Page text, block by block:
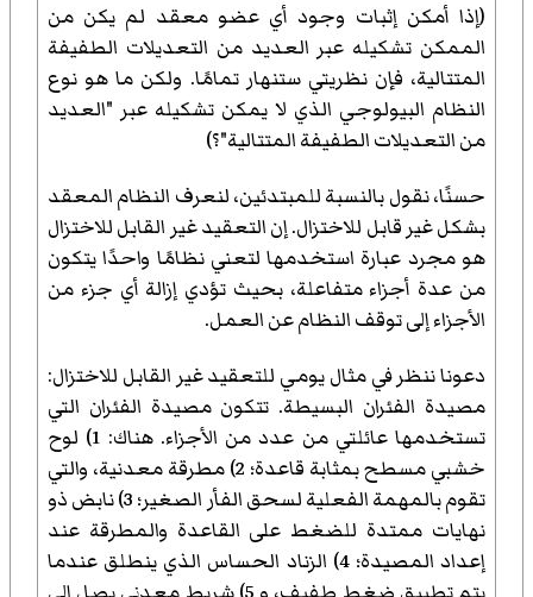
(إذا أمكن إثبات وجود أي عضو معقد لم يكن من
الممكن تشكيله عبر العديد من التعديلات الطفيفة
المتتالية، فإن نظريتي ستنهار تمامًا. ولكن ما هو نوع
النظام البيولوجي الذي لا يمكن تشكيله عبر "العديد
من التعديلات الطفيفة المتتالية"؟)
حسنًا، نقول بالنسبة للمبتدئين، لنعرف النظام المعقد
بشكل غير قابل للاختزال. إن التعقيد غير القابل للاختزال
هو مجرد عبارة استخدمها لتعني نظامًا واحدًا يتكون
من عدة أجزاء متفاعلة، بحيث تؤدي إزالة أي جزء من
الأجزاء إلى توقف النظام عن العمل.
دعونا ننظر في مثال يومي للتعقيد غير القابل للاختزال:
مصيدة الفئران البسيطة. تتكون مصيدة الفئران التي
تستخدمها عائلتي من عدد من الأجزاء. هناك: 1) لوح
خشبي مسطح بمثابة قاعدة؛ 2) مطرقة معدنية، والتي
تقوم بالمهمة الفعلية لسحق الفأر الصغير؛ 3) نابض ذو
نهايات ممتدة للضغط على القاعدة والمطرقة عند
إعداد المصيدة؛ 4) الزناد الحساس الذي ينطلق عندما